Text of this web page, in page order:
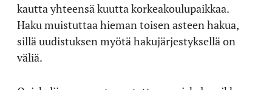
kautta yhteensä kuutta korkeakoulupaikkaa.
Haku muistuttaa hieman toisen asteen hakua,
sillä uudistuksen myötä hakujärjestyksellä on
väliä.